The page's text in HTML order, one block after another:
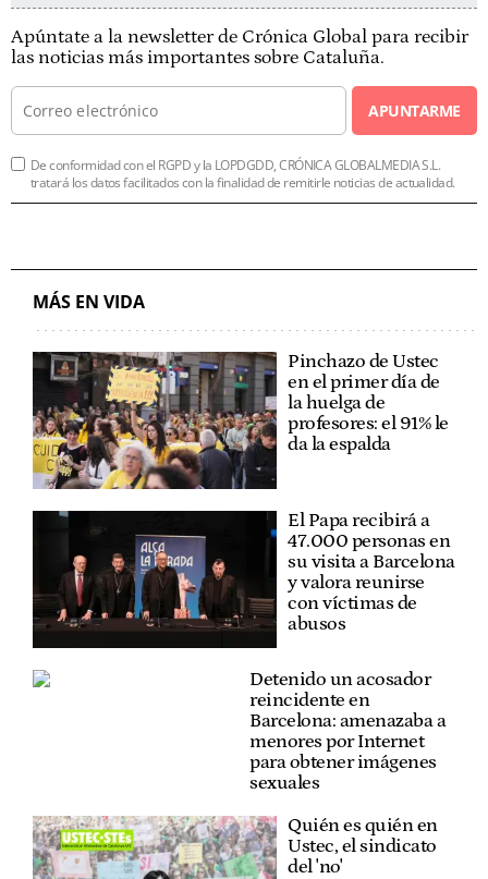
Apúntate a la newsletter de Crónica Global para recibir
las noticias más importantes sobre Cataluña.
APUNTARME
De conformidad con el RGPD y la LOPDGDD, CRÓNICA GLOBALMEDIA S.L.
tratará los datos facilitados con la finalidad de remitirle noticias de actualidad.
MÁS EN VIDA
Pinchazo de Ustec
en el primer día de
la huelga de
profesores: el 91% le
da la espalda
El Papa recibirá a
47.000 personas en
su visita a Barcelona
y valora reunirse
con víctimas de
abusos
Detenido un acosador
reincidente en
Barcelona: amenazaba a
menores por Internet
para obtener imágenes
sexuales
Quién es quién en
Ustec, el sindicato
del 'no'